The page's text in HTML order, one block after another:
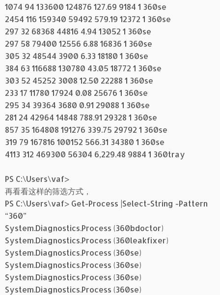
1074 94 133600 124876 127.69 9184 1 360se
2454 116 159340 59492 579.19 12372 1 360se
297 32 68368 44816 4.94 13052 1 360se
297 58 79400 12556 6.88 16836 1 360se
305 32 48544 3900 6.33 18180 1 360se
384 63 116688 130780 43.05 18772 1 360se
303 52 45252 3008 12.50 22288 1 360se
233 17 11780 17924 0.08 25676 1 360se
295 34 39364 3680 0.91 29088 1 360se
281 24 42964 14848 788.91 29328 1 360se
857 35 164808 191276 339.75 29792 1 360se
319 79 167816 100152 566.31 34380 1 360se
4113 312 469300 56304 6,229.48 9884 1 360tray
PS C:\Users\vaf>
再看看这样的筛选方式，
PS C:\Users\vaf> Get-Process |Select-String -Pattern
“360”
System.Diagnostics.Process (360bdoctor)
System.Diagnostics.Process (360leakfixer)
System.Diagnostics.Process (360se)
System.Diagnostics.Process (360se)
System.Diagnostics.Process (360se)
System.Diagnostics.Process (360se)